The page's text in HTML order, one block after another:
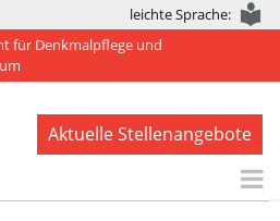
leichte Sprache:
für Denkmalpflege und
Aktuelle Stellenangebote